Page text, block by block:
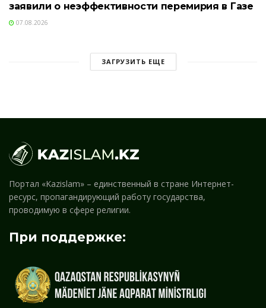
заявили о неэффективности перемирия в Газе
07.08.2026
ЗАГРУЗИТЬ ЕЩЕ
Портал «Kazislam» – единственный в стране Интернет-
ресурс, пропагандирующий работу государства,
проводимую в сфере религии.
При поддержке: